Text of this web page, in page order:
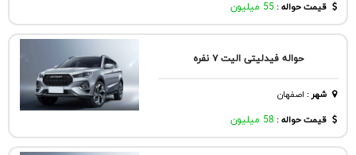
قیمت حواله :55 میلیون
حواله فیدلیتی الیت ۷ نفره
شهر: اصفهان
قیمت حواله : 58 میلیون